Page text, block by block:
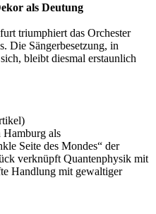
als Deutung
triumphiert das Orchester
Die Sängerbesetzung, in
bleibt diesmal erstaunlich
Hamburg als
Seite des Mondes“ der
verknüpft Quantenphysik mit
Handlung mit gewaltiger